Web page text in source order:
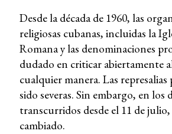
Desde la década de 1960, las
religiosas cubanas, incluidas la
Romana y las denominaciones
dudado en criticar abiertamente
cualquier manera. Las
sido severas. Sin embargo, en los
transcurridos desde el 11 de
cambiado.